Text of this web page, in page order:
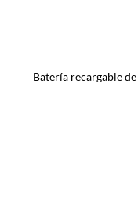
Batería recargable